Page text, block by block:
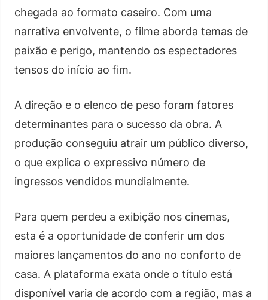
chegada ao formato caseiro. Com uma
narrativa envolvente, o filme aborda temas de
paixão e perigo, mantendo os espectadores
tensos do início ao fim.
A direção e o elenco de peso foram fatores
determinantes para o sucesso da obra. A
produção conseguiu atrair um público diverso,
o que explica o expressivo número de
ingressos vendidos mundialmente.
Para quem perdeu a exibição nos cinemas,
esta é a oportunidade de conferir um dos
maiores lançamentos do ano no conforto de
casa. A plataforma exata onde o título está
disponível varia de acordo com a região, mas a